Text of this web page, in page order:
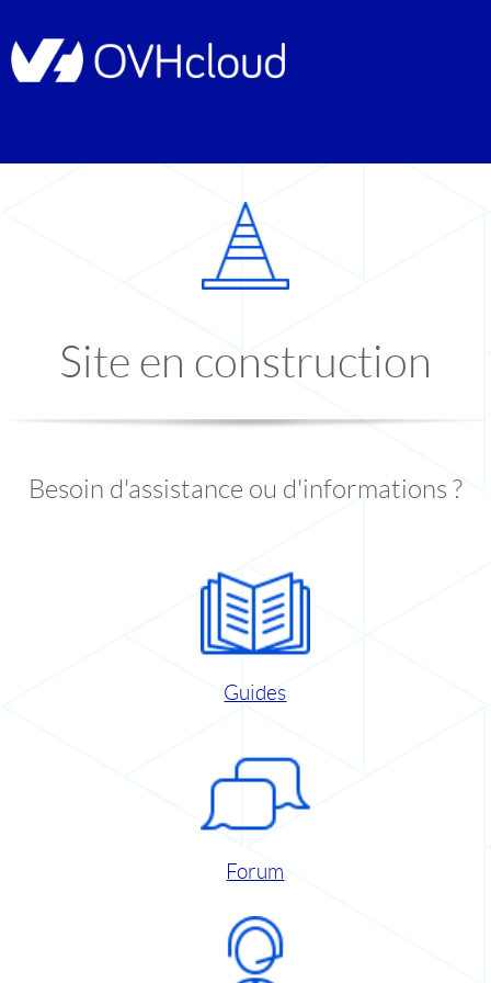
Site en construction
Besoin d'assistance ou d'informations ?
Guides
Forum